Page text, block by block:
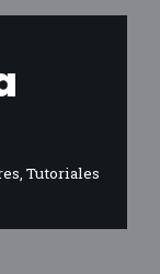
Tutoriales